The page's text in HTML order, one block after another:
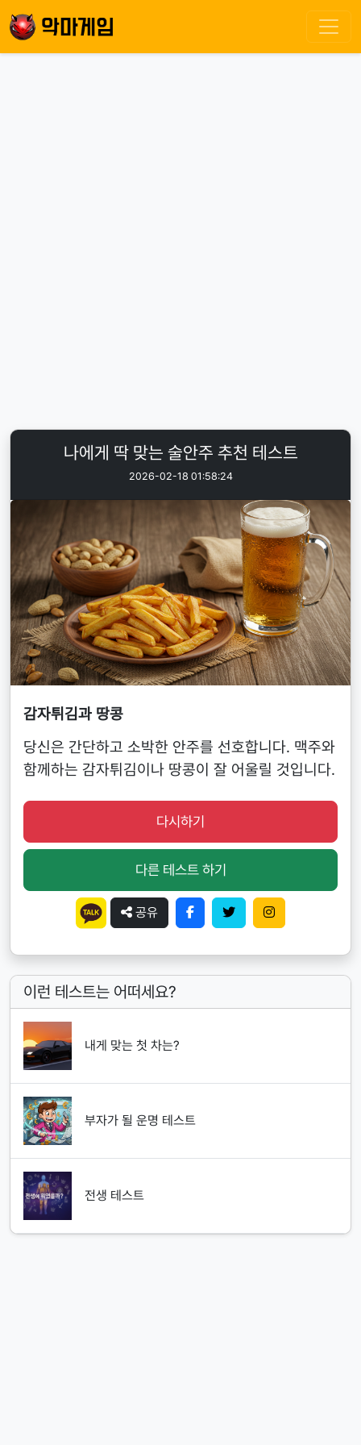
나에게 딱 맞는 술안주 추천 테스트
2026-02-18 01:58:24
감자튀김과 땅콩
당신은 간단하고 소박한 안주를 선호합니다. 맥주와
함께하는 감자튀김이나 땅콩이 잘 어울릴 것입니다.
다시하기
다른 테스트 하기
공유
이런 테스트는 어떠세요?
내게 맞는 첫 차는?
부자가 될 운명 테스트
전생 테스트